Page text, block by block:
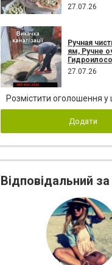
27.07.26
Ручная
ям, Ручне
27.07.26
Розмістити оголошення у
Додати
Відповідальний